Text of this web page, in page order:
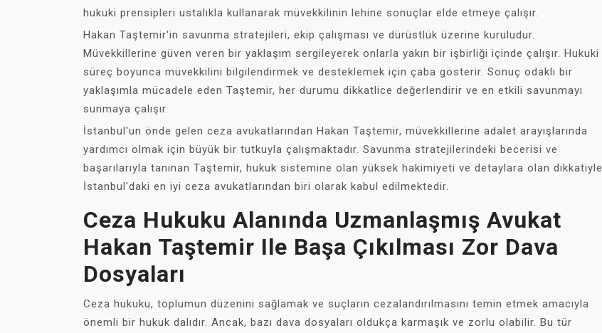
hukuki prensipleri ustalıkla kullanarak müvekkilinin lehine sonuçlar elde etmeye çalışır.
Hakan Taştemir'in savunma stratejileri, ekip çalışması ve dürüstlük üzerine kuruludur.
Müvekkillerine güven veren bir yaklaşım sergileyerek onlarla yakın bir işbirliği içinde çalışır. Hukuki
süreç boyunca müvekkilini bilgilendirmek ve desteklemek için çaba gösterir. Sonuç odaklı bir
yaklaşımla mücadele eden Taştemir, her durumu dikkatlice değerlendirir ve en etkili savunmayı
sunmaya çalışır.
İstanbul'un önde gelen ceza avukatlarından Hakan Taştemir, müvekkillerine adalet arayışlarında
yardımcı olmak için büyük bir tutkuyla çalışmaktadır. Savunma stratejilerindeki becerisi ve
başarılarıyla tanınan Taştemir, hukuk sistemine olan yüksek hakimiyeti ve detaylara olan dikkatiyle
İstanbul'daki en iyi ceza avukatlarından biri olarak kabul edilmektedir.
Ceza Hukuku Alanında Uzmanlaşmış Avukat
Hakan Taştemir Ile Başa Çıkılması Zor Dava
Dosyaları
Ceza hukuku, toplumun düzenini sağlamak ve suçların cezalandırılmasını temin etmek amacıyla
önemli bir hukuk dalıdır. Ancak, bazı dava dosyaları oldukça karmaşık ve zorlu olabilir. Bu tür